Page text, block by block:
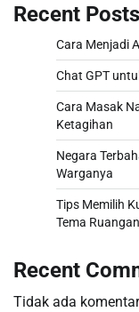
Recent Posts
Cara Menjadi
Chat GPT
Cara Masak
Ketagihan
Negara
Warganya
Tips Memilih
Tema Ruangan
Recent
Tidak ada